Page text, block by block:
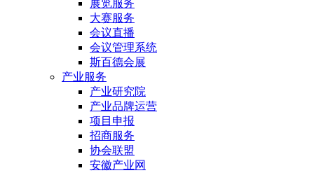
展览服务
大赛服务
会议直播
会议管理系统
斯百德会展
产业服务
产业研究院
产业品牌运营
项目申报
招商服务
协会联盟
安徽产业网